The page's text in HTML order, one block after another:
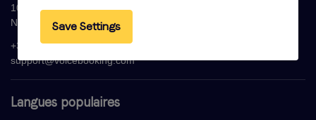
Langues populaires
1087 HW Amsterdam
Nederland
+33 (0) 1 76 42 02 50
support@voicebooking.com
Save Settings